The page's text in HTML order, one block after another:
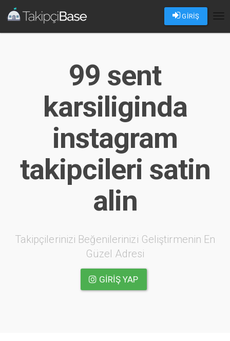
GİRİŞ
99 sent
karsiliginda
instagram
takipcileri satin
alin
Takipçilerinizi Beğenilerinizi Geliştirmenin En
Güzel Adresi
GIRIŞ YAP